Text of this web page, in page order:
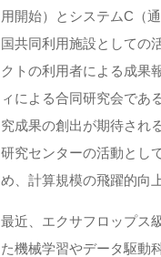
用開始）とシステムC（
国共同利用施設としての
クトの利用者による成果
ィによる合同研究会であ
究成果の創出が期待され
研究センターの活動とし
め、計算規模の飛躍的向
最近、エクサフロップス
た機械学習やデータ駆動